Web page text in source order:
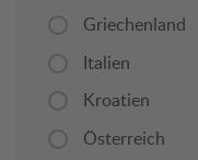
Griechenland
Italien
Kroatien
Österreich